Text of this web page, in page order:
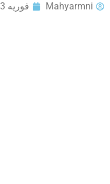
Mahyarmni فوریه 23, 2026